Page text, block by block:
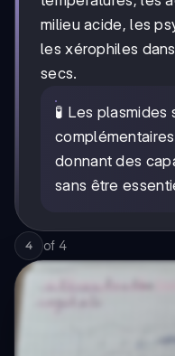
milieu acide, les
les xérophiles
secs.
🧪 Les
donnant des
sans être
4 of 4